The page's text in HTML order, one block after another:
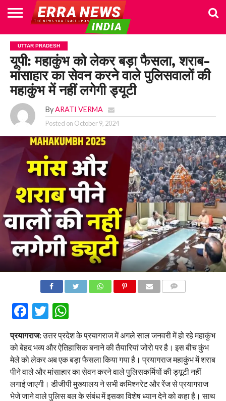
HOME
POLITICS
NEWS
BUSINESS
CULTURE
NATIONAL
SPORTS
LIFESTYLE
TRAVEL
OPINION
BREAKING
NEWS
ENTERTAINMENT
WORLD
CRIME
JOIN
US
UTTAR PRADESH
यूपी: महाकुंभ को लेकर बड़ा फैसला, शराब-
मांसाहार का सेवन करने वाले पुलिसवालों की
महाकुंभ में नहीं लगेगी ड्यूटी
By ARATI VERMA
Posted on October 9, 2024
Facebook
Twitter
WhatsApp
प्रयागराज:उत्तर प्रदेश के प्रयागराज में अगले साल जनवरी में हो रहे महाकुंभ
को बेहद भव्य और ऐतिहासिक बनाने की तैयारियां जोरो पर है। इस बीच कुंभ
मेले को लेकर अब एक बड़ा फैसला किया गया है। प्रयागराज महाकुंभ में शराब
पीने वाले और मांसाहार का सेवन करने वाले पुलिसकर्मियों की ड्यूटी नहीं
लगाई जाएगी। डीजीपी मुख्यालय ने सभी कमिश्नरेट और रेंज से प्रयागराज
भेजे जाने वाले पुलिस बल के संबंध में इसका विशेष ध्यान देने को कहा है। साथ